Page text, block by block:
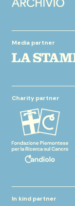
Media partner
Charity partner
In kind partner